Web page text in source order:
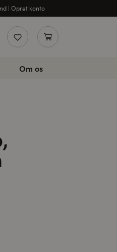
| Opret konto
Om os